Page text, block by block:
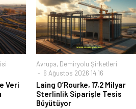
Veri
Avrupa, Demiryolu Şirketleri
6 Ağustos 2026 14:16
Laing O’Rourke, 17,2 Milyar
Sterlinlik Siparişle Tesis
Büyütüyor